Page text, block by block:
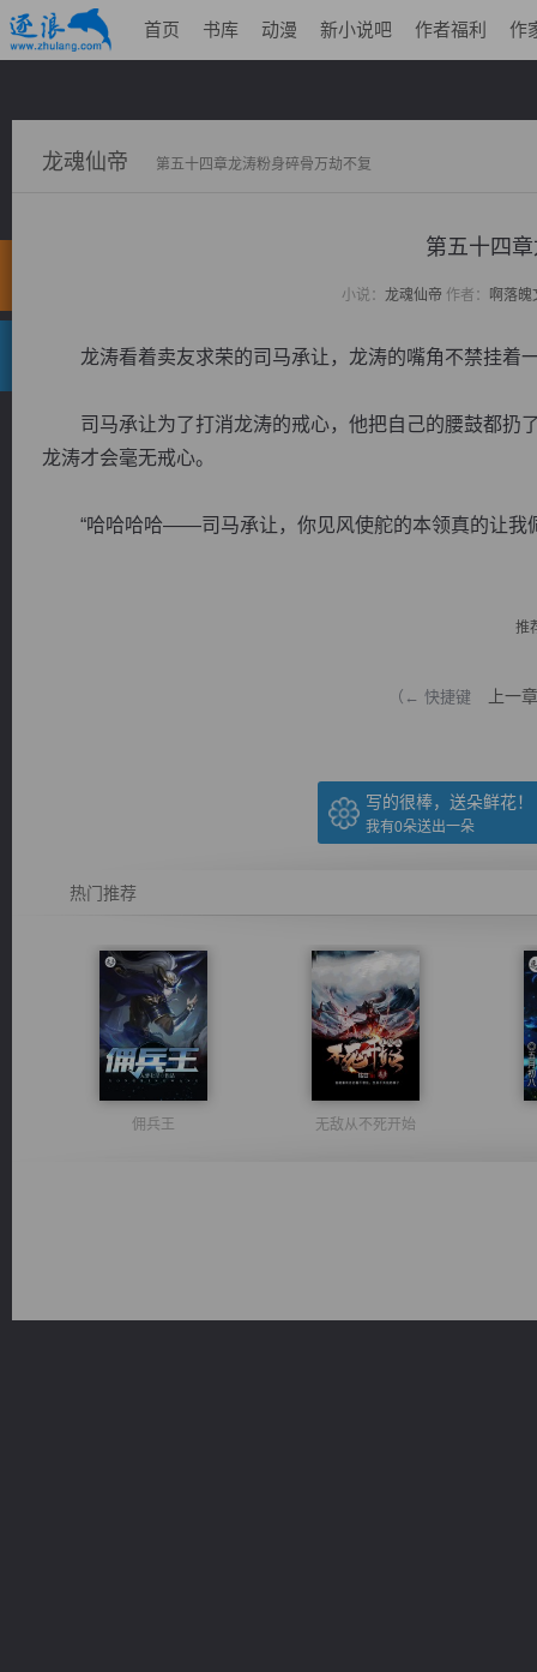
首页 书库 动漫 新小说吧 作者福利 作
龙魂仙帝 第五十四章龙涛粉身碎骨万劫不复
第五十四
小说： 龙魂仙帝 作者： 啊落魄
龙涛看着卖友求荣的司马承让，龙涛的嘴角不禁挂着
司马承让为了打消龙涛的戒心，他把自己的腰鼓都扔
龙涛才会毫无戒心。
“哈哈哈哈——司马承让，你见风使舵的本领真的让我
推
（← 快捷键 上一章
写的很棒，送朵鲜花！
我有0朵送出一朵
热门推荐
佣兵王 无敌从不死开始